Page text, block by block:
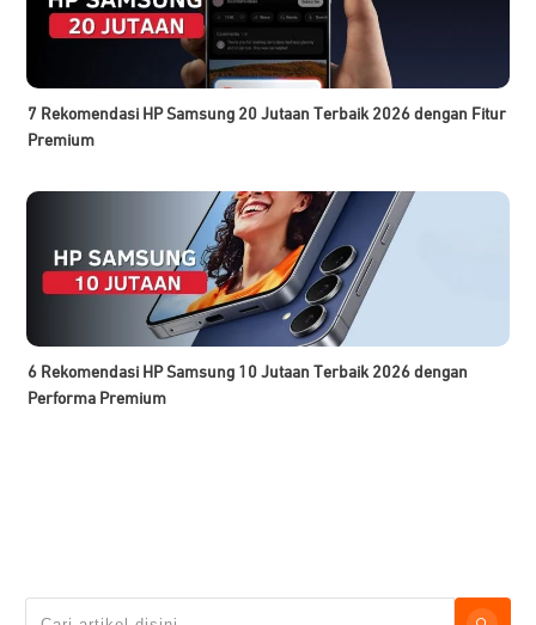
7 Rekomendasi HP Samsung 20 Jutaan Terbaik 2026 dengan Fitur
Premium
6 Rekomendasi HP Samsung 10 Jutaan Terbaik 2026 dengan
Performa Premium